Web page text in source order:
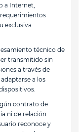
a Internet,
exclusiva
técnico de
transmitido sin
a través de
a los
contrato de
ni de relación
reconoce y